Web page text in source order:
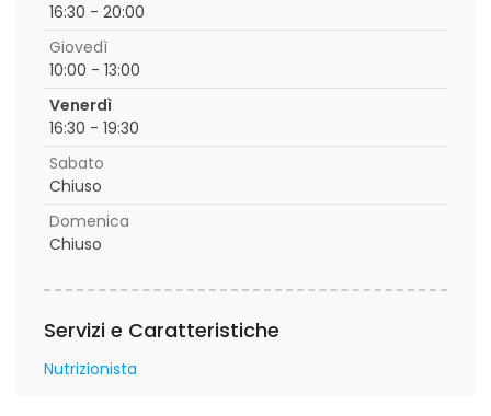
16:30 - 20:00
Giovedì
10:00 - 13:00
Venerdì
16:30 - 19:30
Sabato
Chiuso
Domenica
Chiuso
Servizi e Caratteristiche
Nutrizionista